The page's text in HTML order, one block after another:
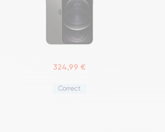
324,99 €
Correct